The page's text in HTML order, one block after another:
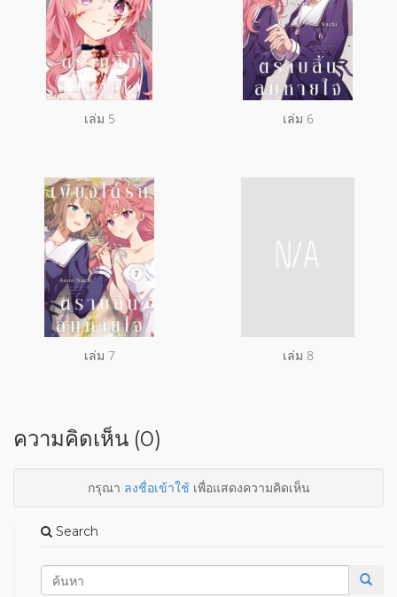
เล่ม 5 เล่ม 6
เล่ม 7 เล่ม 8
ความคิดเห็น (0)
กรุณา ลงชื่อเข้าใช้เพื่อแสดงความคิดเห็น
Search